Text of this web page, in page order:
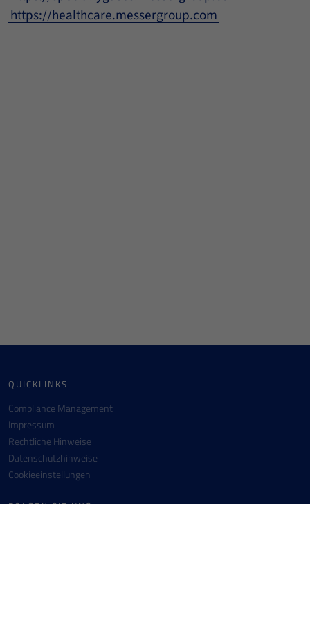
https://healthcare.messergroup.com
QUICKLINKS
Compliance Management
Impressum
Rechtliche Hinweise
Datenschutzhinweise
Cookieeinstellungen
FOLGEN SIE UNS